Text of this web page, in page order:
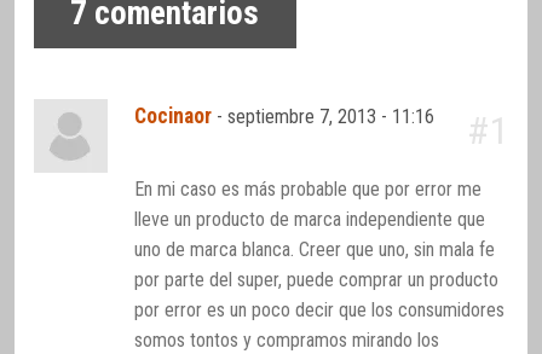
7 comentarios
Cocinaor -septiembre 7, 2013 - 11:16 #1
En mi caso es más probable que por error me
lleve un producto de marca independiente que
uno de marca blanca. Creer que uno, sin mala fe
por parte del super, puede comprar un producto
por error es un poco decir que los consumidores
somos tontos y compramos mirando los